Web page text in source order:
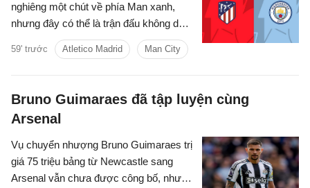
nghiêng một chút về phía Man xanh,
nhưng đây có thể là trận đấu không dễ
dàng với thầy trò Enzo Maresca.
59' trước Atletico Madrid Man City
Bruno Guimaraes đã tập luyện cùng
Arsenal
Vụ chuyển nhượng Bruno Guimaraes trị
giá 75 triệu bảng từ Newcastle sang
Arsenal vẫn chưa được công bố, nhưng